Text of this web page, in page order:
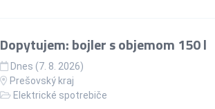
Dopytujem: bojler s objemom 150 l
Dnes (7. 8. 2026)
Prešovský kraj
Elektrické spotrebiče